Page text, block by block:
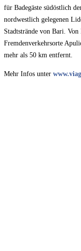
für Badegäste südöstlich
nordwestlich gelegenen
Stadtstrände von Bari. Von
Fremdenverkehrsorte
mehr als 50 km entfernt.
Mehr Infos unter